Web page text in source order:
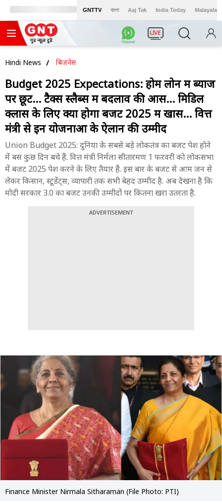
GNTTV বাংলা Aaj Tak India Today Malayalam
LIVE
Hindi News बिजनेस
Budget 2025 Expectations: होम लोन में ब्याज
पर छूट... टैक्स स्लैब्स में बदलाव की आस... मिडिल
क्लास के लिए क्या होगा बजट 2025 में खास... वित्त
मंत्री से इन योजनाओं के ऐलान की उम्मीद
Union Budget 2025: दुनिया के सबसे बड़े लोकतंत्र का बजट पेश होने
में बस कुछ दिन बचे हैं. वित्त मंत्री निर्मला सीतारमण 1 फरवरी को लोकसभा
में बजट 2025 पेश करने के लिए तैयार हैं. इस बार के बजट से आम जन से
लेकर किसान, स्टूडेंट्स, व्यापारी तक सभी बेहद उम्मीद है. अब देखना है कि
मोदी सरकार 3.0 का बजट उनकी उम्मीदों पर कितना खरा उतरता है.
ADVERTISEMENT
Finance Minister Nirmala Sitharaman (File Photo: PTI)